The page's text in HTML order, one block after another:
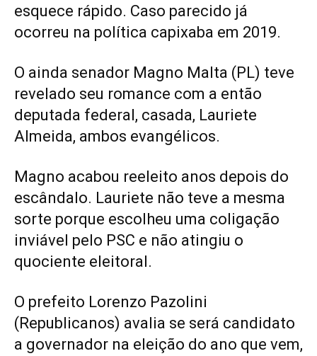
esquece rápido. Caso parecido já
ocorreu na política capixaba em 2019.
O ainda senador Magno Malta (PL) teve
revelado seu romance com a então
deputada federal, casada, Lauriete
Almeida, ambos evangélicos.
Magno acabou reeleito anos depois do
escândalo. Lauriete não teve a mesma
sorte porque escolheu uma coligação
inviável pelo PSC e não atingiu o
quociente eleitoral.
O prefeito Lorenzo Pazolini
(Republicanos) avalia se será candidato
a governador na eleição do ano que vem,